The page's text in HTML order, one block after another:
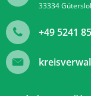
33334
+49 5241